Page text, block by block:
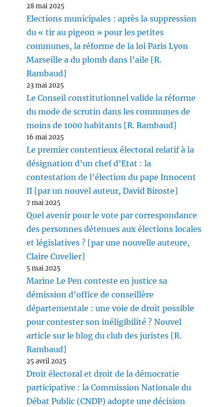
28 mai 2025
Elections municipales : après la suppression
du « tir au pigeon » pour les petites
communes, la réforme de la loi Paris Lyon
Marseille a du plomb dans l’aile [R.
Rambaud]
23 mai 2025
Le Conseil constitutionnel valide la réforme
du mode de scrutin dans les communes de
moins de 1000 habitants [R. Rambaud]
16 mai 2025
Le premier contentieux électoral relatif à la
désignation d’un chef d’Etat : la
contestation de l’élection du pape Innocent
II [par un nouvel auteur, David Biroste]
7 mai 2025
Quel avenir pour le vote par correspondance
des personnes détenues aux élections locales
et législatives ? [par une nouvelle auteure,
Claire Cuvelier]
5 mai 2025
Marine Le Pen conteste en justice sa
démission d’office de conseillère
départementale : une voie de droit possible
pour contester son inéligibilité ? Nouvel
article sur le blog du club des juristes [R.
Rambaud]
25 avril 2025
Droit électoral et droit de la démocratie
participative : la Commission Nationale du
Débat Public (CNDP) adopte une décision